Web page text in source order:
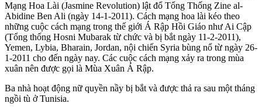
Mạng Hoa Lài (Jasmine Revolution) lật đổ Tổng Thống Zine al-
Abidine Ben Ali (ngày 14-1-2011). Cách mạng hoa lài kéo theo
những cuộc cách mạng trong thế giới Á Rập Hồi Giáo như Ai Cập
(Tổng thống Hosni Mubarak từ chức và bị bắt ngày 11-2-2011),
Yemen, Lybia, Bharain, Jordan, nội chiến Syria bùng nổ từ ngày 26-
1-2011 cho đến ngày nay. Các cuộc cách mạng xảy ra trong mùa
xuân nên được gọi là Mùa Xuân Á Rập.
Ba nhà hoạt động nữ quyền nầy bị bắt và được thả ra sau một tháng
ngồi tù ở Tunisia.